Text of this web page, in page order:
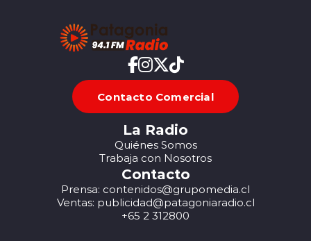
Contacto Comercial
La Radio
Quiénes Somos
Trabaja con Nosotros
Contacto
Prensa: contenidos@grupomedia.cl
Ventas: publicidad@patagoniaradio.cl
+65 2 312800